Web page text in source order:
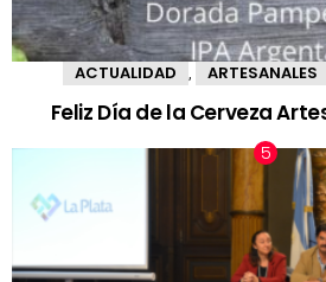
ACTUALIDAD ARTESANALES
Feliz Día de la Cerveza